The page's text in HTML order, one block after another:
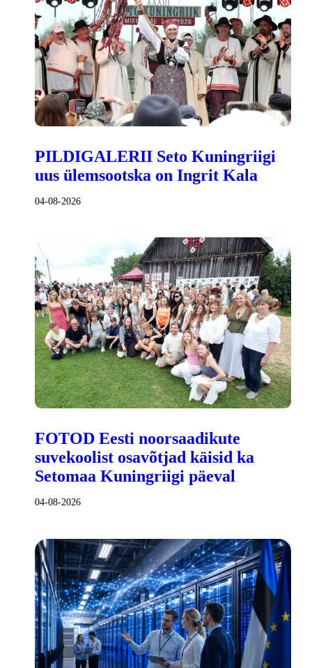
PILDIGALERII Seto Kuningriigi
uus ülemsootska on Ingrit Kala
04-08-2026
FOTOD Eesti noorsaadikute
suvekoolist osavõtjad käisid ka
Setomaa Kuningriigi päeval
04-08-2026